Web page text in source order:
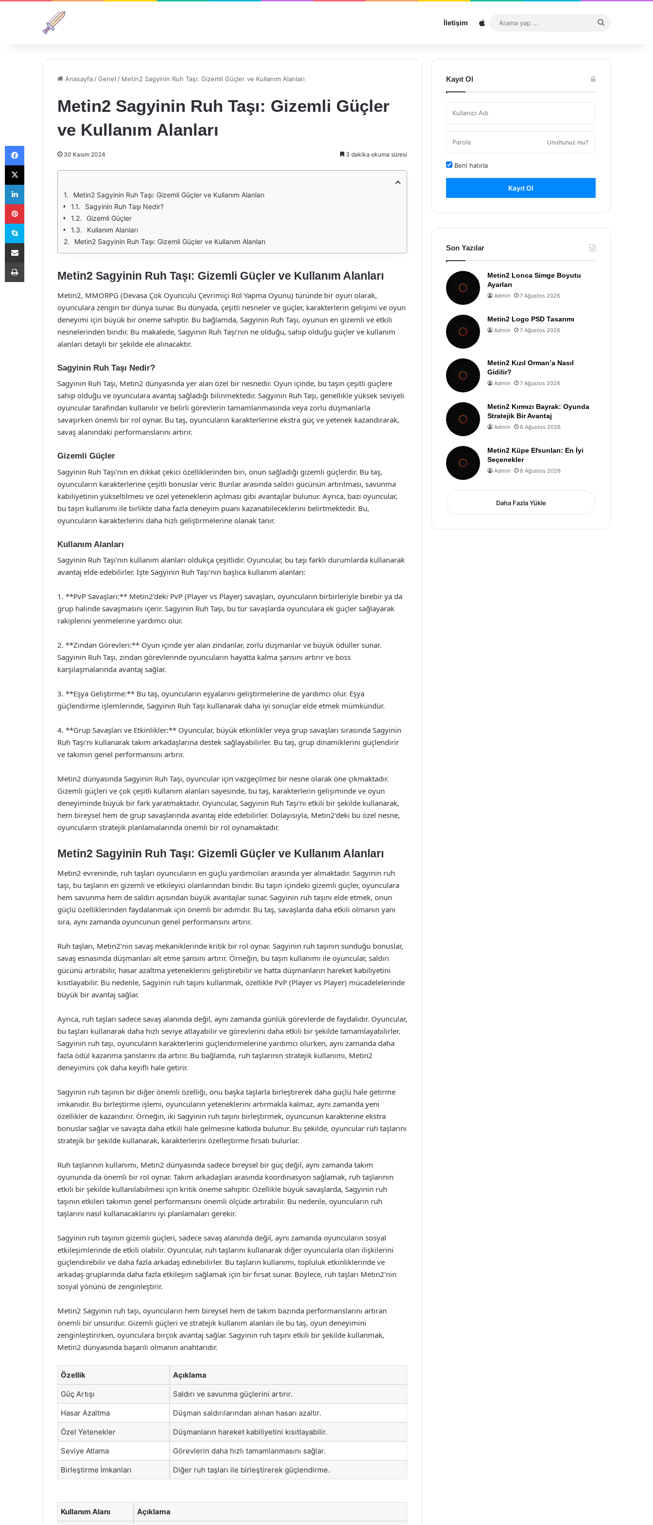
İletişim Sitemap
...
Anasayfa /Genel / Metin2 Sagyinin Ruh Taşı: Gizemli Güçler ve Kullanım Alanları
Metin2 Sagyinin Ruh Taşı: Gizemli Güçler
ve Kullanım Alanları
30 Kasım 2024 3 dakika okuma süresi
Metin2 Sagyinin Ruh Taşı: Gizemli Güçler ve Kullanım Alanları
Sagyinin Ruh Taşı Nedir?
Gizemli Güçler
Kullanım Alanları
Metin2 Sagyinin Ruh Taşı: Gizemli Güçler ve Kullanım Alanları
Metin2 Sagyinin Ruh Taşı: Gizemli Güçler ve Kullanım Alanları
Metin2, MMORPG (Devasa Çok Oyunculu Çevrimiçi Rol Yapma Oyunu) türünde bir oyun olarak,
oyunculara zengin bir dünya sunar. Bu dünyada, çeşitli nesneler ve güçler, karakterlerin gelişimi ve oyun
deneyimi için büyük bir öneme sahiptir. Bu bağlamda, Sagyinin Ruh Taşı, oyunun en gizemli ve etkili
nesnelerinden biridir. Bu makalede, Sagyinin Ruh Taşı’nın ne olduğu, sahip olduğu güçler ve kullanım
alanları detaylı bir şekilde ele alınacaktır.
Sagyinin Ruh Taşı Nedir?
Sagyinin Ruh Taşı, Metin2 dünyasında yer alan özel bir nesnedir. Oyun içinde, bu taşın çeşitli güçlere
sahip olduğu ve oyunculara avantaj sağladığı bilinmektedir. Sagyinin Ruh Taşı, genellikle yüksek seviyeli
oyuncular tarafından kullanılır ve belirli görevlerin tamamlanmasında veya zorlu düşmanlarla
savaşırken önemli bir rol oynar. Bu taş, oyuncuların karakterlerine ekstra güç ve yetenek kazandırarak,
savaş alanındaki performanslarını artırır.
Gizemli Güçler
Sagyinin Ruh Taşı’nın en dikkat çekici özelliklerinden biri, onun sağladığı gizemli güçlerdir. Bu taş,
oyuncuların karakterlerine çeşitli bonuslar verir. Bunlar arasında saldırı gücünün artırılması, savunma
kabiliyetinin yükseltilmesi ve özel yeteneklerin açılması gibi avantajlar bulunur. Ayrıca, bazı oyuncular,
bu taşın kullanımı ile birlikte daha fazla deneyim puanı kazanabileceklerini belirtmektedir. Bu,
oyuncuların karakterlerini daha hızlı geliştirmelerine olanak tanır.
Kullanım Alanları
Sagyinin Ruh Taşı’nın kullanım alanları oldukça çeşitlidir. Oyuncular, bu taşı farklı durumlarda kullanarak
avantaj elde edebilirler. İşte Sagyinin Ruh Taşı’nın başlıca kullanım alanları:
1. **PvP Savaşları:** Metin2’deki PvP (Player vs Player) savaşları, oyuncuların birbirleriyle birebir ya da
grup halinde savaşmasını içerir. Sagyinin Ruh Taşı, bu tür savaşlarda oyunculara ek güçler sağlayarak
rakiplerini yenmelerine yardımcı olur.
2. **Zindan Görevleri:** Oyun içinde yer alan zindanlar, zorlu düşmanlar ve büyük ödüller sunar.
Sagyinin Ruh Taşı, zindan görevlerinde oyuncuların hayatta kalma şansını artırır ve boss
karşılaşmalarında avantaj sağlar.
3. **Eşya Geliştirme:** Bu taş, oyuncuların eşyalarını geliştirmelerine de yardımcı olur. Eşya
güçlendirme işlemlerinde, Sagyinin Ruh Taşı kullanarak daha iyi sonuçlar elde etmek mümkündür.
4. **Grup Savaşları ve Etkinlikler:** Oyuncular, büyük etkinlikler veya grup savaşları sırasında Sagyinin
Ruh Taşı’nı kullanarak takım arkadaşlarına destek sağlayabilirler. Bu taş, grup dinamiklerini güçlendirir
ve takımın genel performansını artırır.
Metin2 dünyasında Sagyinin Ruh Taşı, oyuncular için vazgeçilmez bir nesne olarak öne çıkmaktadır.
Gizemli güçleri ve çok çeşitli kullanım alanları sayesinde, bu taş, karakterlerin gelişiminde ve oyun
deneyiminde büyük bir fark yaratmaktadır. Oyuncular, Sagyinin Ruh Taşı’nı etkili bir şekilde kullanarak,
hem bireysel hem de grup savaşlarında avantaj elde edebilirler. Dolayısıyla, Metin2’deki bu özel nesne,
oyuncuların stratejik planlamalarında önemli bir rol oynamaktadır.
Metin2 Sagyinin Ruh Taşı: Gizemli Güçler ve Kullanım Alanları
Metin2 evreninde, ruh taşları oyuncuların en güçlü yardımcıları arasında yer almaktadır. Sagyinin ruh
taşı, bu taşların en gizemli ve etkileyici olanlarından biridir. Bu taşın içindeki gizemli güçler, oyunculara
hem savunma hem de saldırı açısından büyük avantajlar sunar. Sagyinin ruh taşını elde etmek, onun
güçlü özelliklerinden faydalanmak için önemli bir adımdır. Bu taş, savaşlarda daha etkili olmanın yanı
sıra, aynı zamanda oyuncunun genel performansını artırır.
Ruh taşları, Metin2’nin savaş mekaniklerinde kritik bir rol oynar. Sagyinin ruh taşının sunduğu bonuslar,
savaş esnasında düşmanları alt etme şansını artırır. Örneğin, bu taşın kullanımı ile oyuncular, saldırı
gücünü artırabilir, hasar azaltma yeteneklerini geliştirebilir ve hatta düşmanların hareket kabiliyetini
kısıtlayabilir. Bu nedenle, Sagyinin ruh taşını kullanmak, özellikle PvP (Player vs Player) mücadelelerinde
büyük bir avantaj sağlar.
Ayrıca, ruh taşları sadece savaş alanında değil, aynı zamanda günlük görevlerde de faydalıdır. Oyuncular,
bu taşları kullanarak daha hızlı seviye atlayabilir ve görevlerini daha etkili bir şekilde tamamlayabilirler.
Sagyinin ruh taşı, oyuncuların karakterlerini güçlendirmelerine yardımcı olurken, aynı zamanda daha
fazla ödül kazanma şanslarını da artırır. Bu bağlamda, ruh taşlarının stratejik kullanımı, Metin2
deneyimini çok daha keyifli hale getirir.
Sagyinin ruh taşının bir diğer önemli özelliği, onu başka taşlarla birleştirerek daha güçlü hale getirme
imkanıdır. Bu birleştirme işlemi, oyuncuların yeteneklerini artırmakla kalmaz, aynı zamanda yeni
özellikler de kazandırır. Örneğin, iki Sagyinin ruh taşını birleştirmek, oyuncunun karakterine ekstra
bonuslar sağlar ve savaşta daha etkili hale gelmesine katkıda bulunur. Bu şekilde, oyuncular ruh taşlarını
stratejik bir şekilde kullanarak, karakterlerini özelleştirme fırsatı bulurlar.
Ruh taşlarının kullanımı, Metin2 dünyasında sadece bireysel bir güç değil, aynı zamanda takım
oyununda da önemli bir rol oynar. Takım arkadaşları arasında koordinasyon sağlamak, ruh taşlarının
etkili bir şekilde kullanılabilmesi için kritik öneme sahiptir. Özellikle büyük savaşlarda, Sagyinin ruh
taşının etkileri takımın genel performansını önemli ölçüde artırabilir. Bu nedenle, oyuncuların ruh
taşlarını nasıl kullanacaklarını iyi planlamaları gerekir.
Sagyinin ruh taşının gizemli güçleri, sadece savaş alanında değil, aynı zamanda oyuncuların sosyal
etkileşimlerinde de etkili olabilir. Oyuncular, ruh taşlarını kullanarak diğer oyuncularla olan ilişkilerini
güçlendirebilir ve daha fazla arkadaş edinebilirler. Bu taşların kullanımı, topluluk etkinliklerinde ve
arkadaş gruplarında daha fazla etkileşim sağlamak için bir fırsat sunar. Böylece, ruh taşları Metin2’nin
sosyal yönünü de zenginleştirir.
Metin2 Sagyinin ruh taşı, oyuncuların hem bireysel hem de takım bazında performanslarını artıran
önemli bir unsurdur. Gizemli güçleri ve stratejik kullanım alanları ile bu taş, oyun deneyimini
zenginleştirirken, oyunculara birçok avantaj sağlar. Sagyinin ruh taşını etkili bir şekilde kullanmak,
Metin2 dünyasında başarılı olmanın anahtarıdır.
Özellik Açıklama
Güç Artışı Saldırı ve savunma güçlerini artırır.
Hasar Azaltma Düşman saldırılarından alınan hasarı azaltır.
Özel Yetenekler Düşmanların hareket kabiliyetini kısıtlayabilir.
Seviye Atlama Görevlerin daha hızlı tamamlanmasını sağlar.
Birleştirme İmkanları Diğer ruh taşları ile birleştirerek güçlendirme.
Kullanım Alanı Açıklama
Kayıt Ol
Unuttunuz mu?
Beni hatırla
Kayıt Ol
Son Yazılar
Metin2 Lonca Simge Boyutu
Ayarları
Admin 7 Ağustos 2026
Metin2 Logo PSD Tasarımı
Admin 7 Ağustos 2026
Metin2 Kızıl Orman’a Nasıl
Gidilir?
Admin 7 Ağustos 2026
Metin2 Kırmızı Bayrak: Oyunda
Stratejik Bir Avantaj
Admin 6 Ağustos 2026
Metin2 Küpe Efsunları: En İyi
Seçenekler
Admin 6 Ağustos 2026
Daha Fazla Yükle
Facebook
X
LinkedIn
Pinterest
Skype
E-Posta ile paylaş